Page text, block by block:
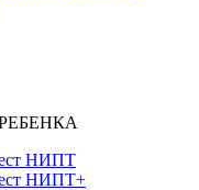
НИПТ
НИПТ+